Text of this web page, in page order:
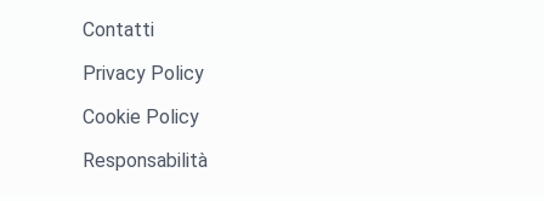
Contatti
Privacy Policy
Cookie Policy
Responsabilità